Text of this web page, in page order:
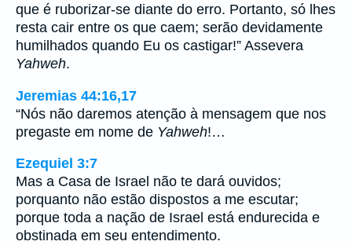
que é ruborizar-se diante do erro. Portanto, só lhes
resta cair entre os que caem; serão devidamente
humilhados quando Eu os castigar!” Assevera
Yahweh.
Jeremias 44:16,17
“Nós não daremos atenção à mensagem que nos
pregaste em nome de Yahweh!…
Ezequiel 3:7
Mas a Casa de Israel não te dará ouvidos;
porquanto não estão dispostos a me escutar;
porque toda a nação de Israel está endurecida e
obstinada em seu entendimento.